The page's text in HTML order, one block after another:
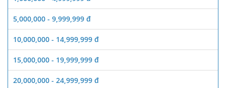
5,000,000 - 9,999,999 đ
10,000,000 - 14,999,999 đ
15,000,000 - 19,999,999 đ
20,000,000 - 24,999,999 đ